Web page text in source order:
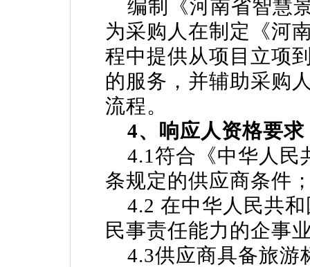
编制《河南省智慧
为采购人在制定《河
程中提供从项目立项
的服务，并辅助采购
流程。
4、响应人资格要求
4.1符合《中华人民
条规定的供应商条件
4.2 在中华人民共和
民事责任能力的企事
4.3供应商具备旅游